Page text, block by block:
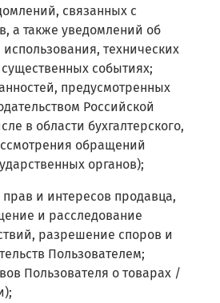
связанных с
а также уведомлений об
технических
событиях;
предусмотренных
Российской
в области бухгалтерского,
обращений
органов);
и интересов продавца,
и расследование
разрешение споров и
Пользователем;
Пользователя о товарах /